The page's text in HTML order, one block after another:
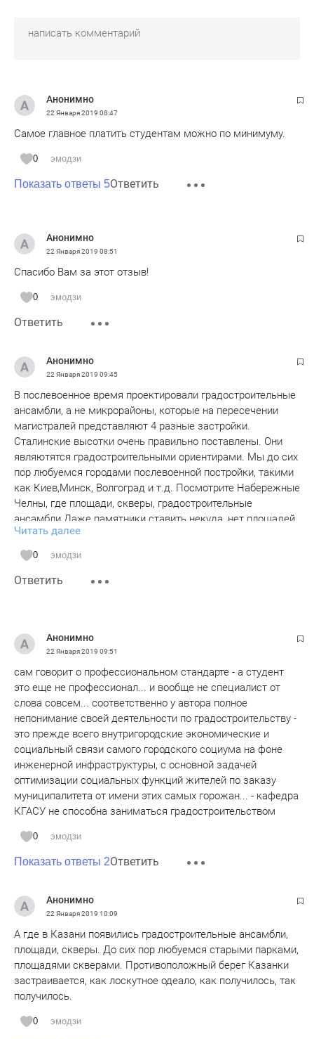
Анонимно
22 Января 2019 08:47
Самое главное платить студентам можно по минимуму.
0 эмодзи
Показать ответы 5Ответить
Анонимно
22 Января 2019 08:51
Спасибо Вам за этот отзыв!
0 эмодзи
Ответить
Анонимно
22 Января 2019 09:45
В послевоенное время проектировали градостроительные
ансамбли, а не микрорайоны, которые на пересечении
магистралей представляют 4 разные застройки.
Сталинские высотки очень правильно поставлены. Они
являютятся градостроительными ориентирами. Мы до сих
пор любуемся городами послевоенной постройки, такими
как Киев,Минск, Волгоград и т.д. Посмотрите Набережные
Челны, где площади, скверы, градостроительные
ансамбли.Даже памятники ставить некуда, нет площадей.
Единственную историческую площадь на ГЭСе
уничтожили.А теперь и центральную площадь города
превратили в транзитный тротуар.
Читать далее
0 эмодзи
Ответить
Анонимно
22 Января 2019 09:51
сам говорит о профессиональном стандарте - а студент
это еще не профессионал... и вообще не специалист от
слова совсем... соответственно у автора полное
непонимание своей деятельности по градостроительству -
это прежде всего внутригородские экономические и
социальный связи самого городского социума на фоне
инженерной инфраструктуры, с основной задачей
оптимизации социальных функций жителей по заказу
муниципалитета от имени этих самых горожан... - кафедра
КГАСУ не способна заниматься градостроительством
0 эмодзи
Показать ответы 2Ответить
Анонимно
22 Января 2019 10:09
А где в Казани появились градостроительные ансамбли,
площади, скверы. До сих пор любуемся старыми парками,
площадями скверами. Противоположный берег Казанки
застраивается, как лоскутное одеало, как получилось, так
получилось.
0 эмодзи